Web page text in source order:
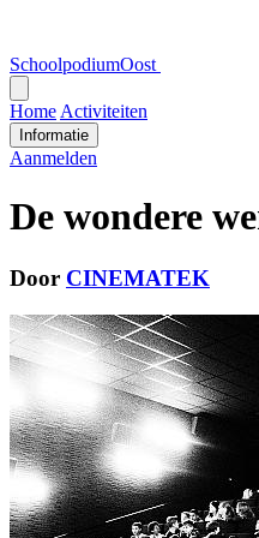
SchoolpodiumOost
menu
Home Activiteiten
Informatie
Aanmelden
De wondere
Door CINEMATEK